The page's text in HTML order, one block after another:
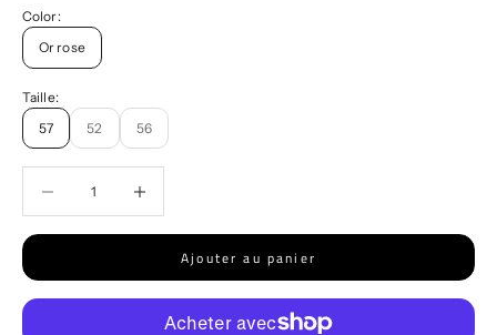
Color:
Or rose
Taille:
57
52 56
Ajouter au panier